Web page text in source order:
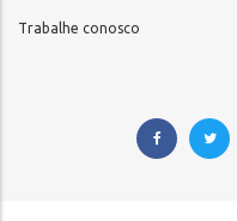
Trabalhe conosco